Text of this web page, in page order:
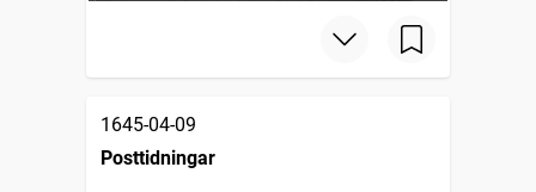
1645-04-09
Posttidningar